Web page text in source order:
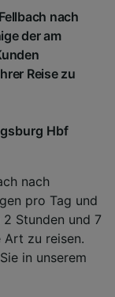
nach
der am
Reise zu
Hbf
nach
pro Tag und
Stunden und 7
zu reisen.
in unserem